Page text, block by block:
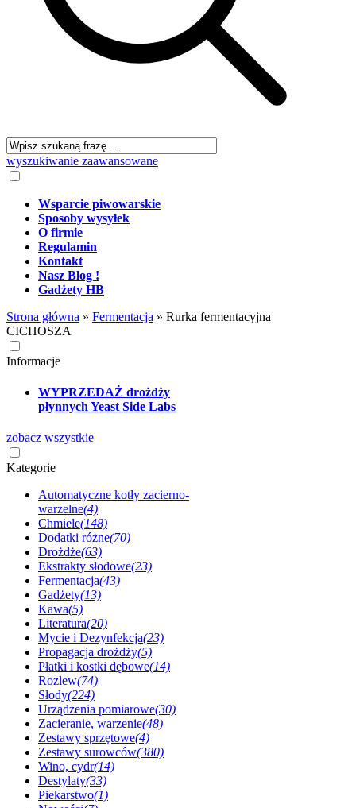
wyszukiwanie zaawansowane
Wsparcie piwowarskie
Sposoby wysyłek
O firmie
Regulamin
Kontakt
Nasz Blog !
Gadżety HB
Strona główna » Fermentacja » Rurka fermentacyjna
CICHOSZA
Informacje
WYPRZEDAŻ drożdży
płynnych Yeast Side Labs
zobacz wszystkie
Kategorie
Automatyczne kotły zacierno-
warzelne(4)
Chmiele(148)
Dodatki różne(70)
Drożdże(63)
Ekstrakty słodowe(23)
Fermentacja(43)
Gadżety(13)
Kawa(5)
Literatura(20)
Mycie i Dezynfekcja(23)
Propagacja drożdży(5)
Płatki i kostki dębowe(14)
Rozlew(74)
Słody(224)
Urządzenia pomiarowe(30)
Zacieranie, warzenie(48)
Zestawy sprzętowe(4)
Zestawy surowców(380)
Wino, cydr(14)
Destylaty(33)
Piekarstwo(1)